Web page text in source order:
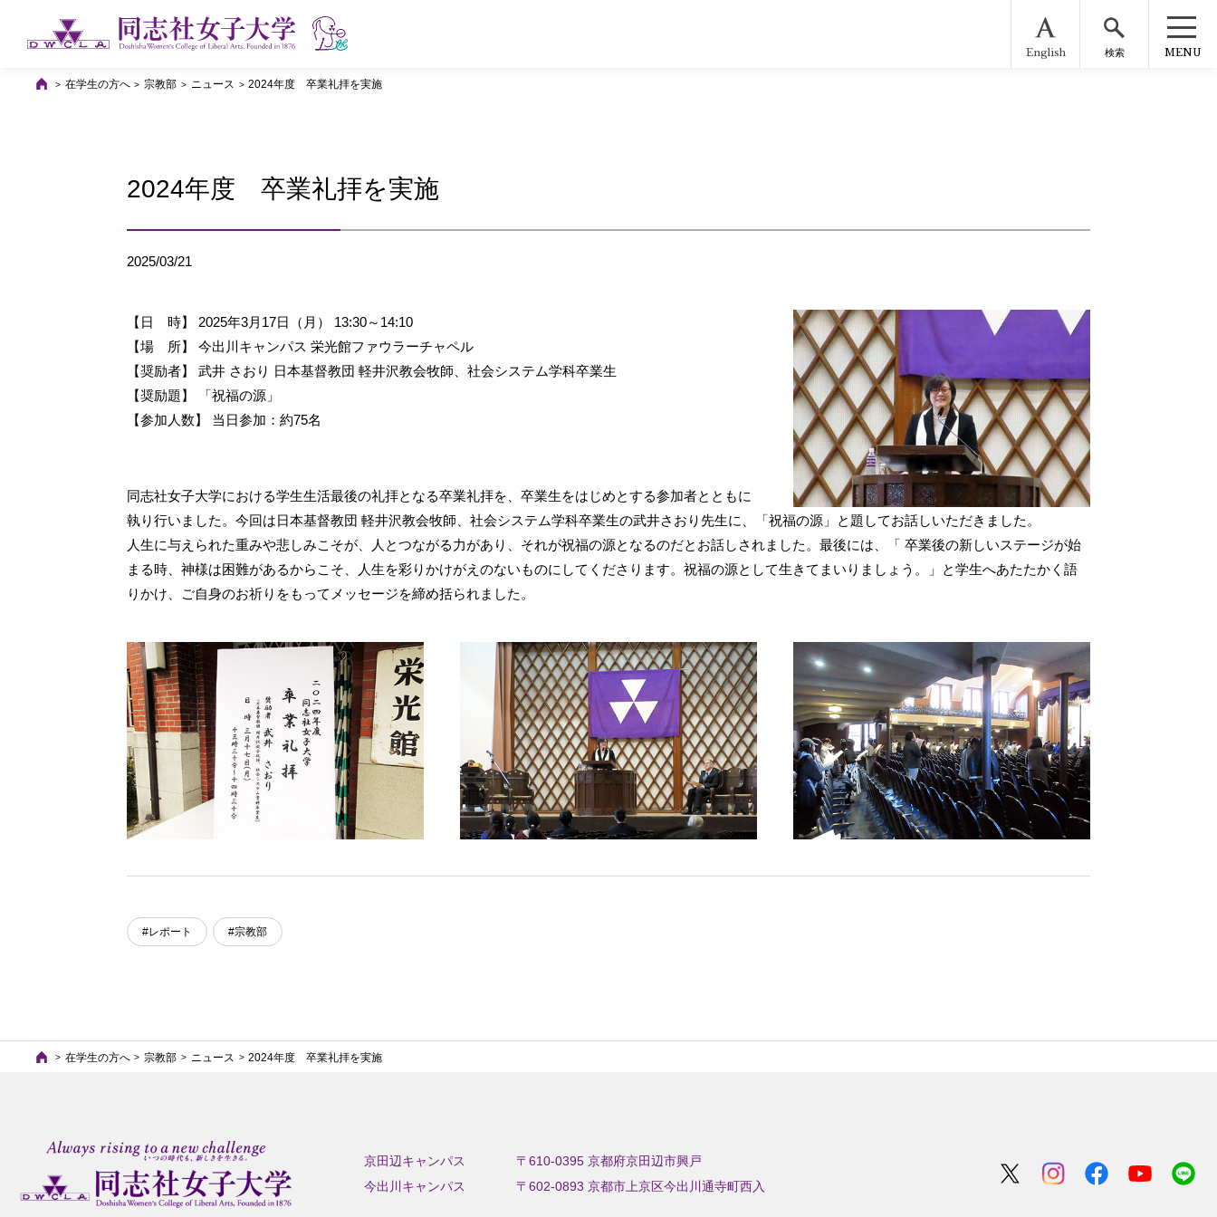
English 検索 MENU
在学生の方へ 宗教部 ニュース 2024年度 卒業礼拝を実施
2024年度 卒業礼拝を実施
2025/03/21
【日 時】 2025年3月17日（月） 13:30～14:10
【場 所】 今出川キャンパス 栄光館ファウラーチャペル
【奨励者】 武井 さおり 日本基督教団 軽井沢教会牧師、社会システム学科卒業生
【奨励題】 「祝福の源」
【参加人数】 当日参加：約75名
同志社女子大学における学生生活最後の礼拝となる卒業礼拝を、卒業生をはじめとする参加者とともに
執り行いました。今回は日本基督教団 軽井沢教会牧師、社会システム学科卒業生の武井さおり先生に、「祝福の源」と題してお話しいただきました。
人生に与えられた重みや悲しみこそが、人とつながる力があり、それが祝福の源となるのだとお話しされました。最後には、「 卒業後の新しいステージが始
まる時、神様は困難があるからこそ、人生を彩りかけがえのないものにしてくださります。祝福の源として生きてまいりましょう。」と学生へあたたかく語
りかけ、ご自身のお祈りをもってメッセージを締め括られました。
#レポート #宗教部
在学生の方へ 宗教部 ニュース 2024年度 卒業礼拝を実施
京田辺キャンパス
〒610-0395 京都府京田辺市興戸
今出川キャンパス
〒602-0893 京都市上京区今出川通寺町西入